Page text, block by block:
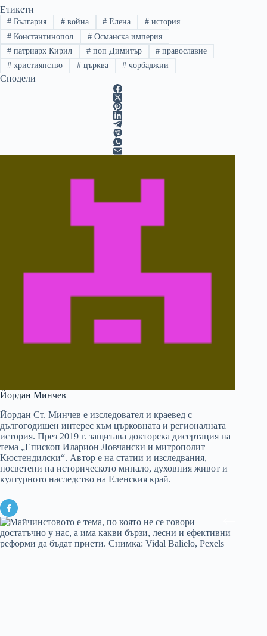
Етикети
#България #война # Елена # история
#Константинопол #Османска империя
#патриарх Кирил #поп Димитър # православие
#християнство #църква # чорбаджии
Сподели
Йордан Минчев
Йордан Ст. Минчев е изследовател и краевед с
дългогодишен интерес към църковната и регионалната
история. През 2019 г. защитава докторска дисертация на
тема „Епископ Иларион Ловчански и митрополит
Кюстендилски“. Автор е на статии и изследвания,
посветени на историческото минало, духовния живот и
културното наследство на Еленския край.